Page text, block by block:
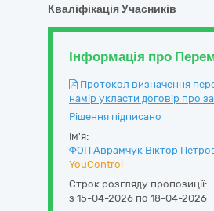
Кваліфікація Учасників
Інформація про
Протокол визначення
намір укласти договір про
Рішення підписано
Ім'я:
ФОП Аврамчук Віктор
YouControl
Строк розгляду пропозиції:
з 15-04-2026 по 18-04-2026